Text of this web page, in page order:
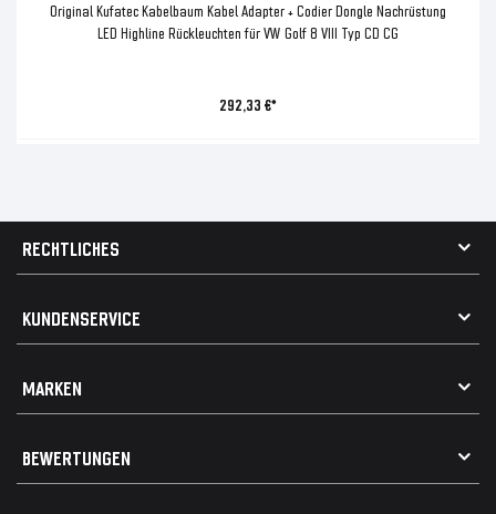
Original Kufatec Kabelbaum Kabel Adapter + Codier Dongle Nachrüstung
LED Highline Rückleuchten für VW Golf 8 VIII Typ CD CG
292,33 €*
RECHTLICHES
Widerrufsrecht
Vertrag widerrufen
Elektro- / Altteilentsorgung
KUNDENSERVICE
MARKEN
BEWERTUNGEN